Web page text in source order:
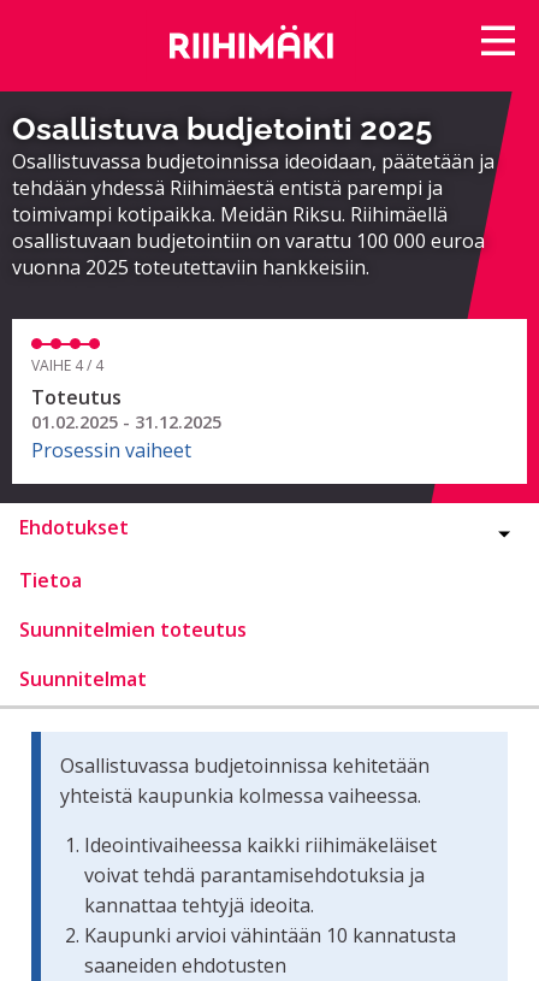
Osallistuva budjetointi 2025
Osallistuvassa budjetoinnissa ideoidaan, päätetään ja
tehdään yhdessä Riihimäestä entistä parempi ja
toimivampi kotipaikka. Meidän Riksu. Riihimäellä
osallistuvaan budjetointiin on varattu 100 000 euroa
vuonna 2025 toteutettaviin hankkeisiin.
VAIHE 4 / 4
Toteutus
01.02.2025 - 31.12.2025
Prosessin vaiheet
Ehdotukset
Tietoa
Suunnitelmien toteutus
Suunnitelmat
Osallistuvassa budjetoinnissa kehitetään
yhteistä kaupunkia kolmessa vaiheessa.
Ideointivaiheessa kaikki riihimäkeläiset
voivat tehdä parantamisehdotuksia ja
kannattaa tehtyjä ideoita.
Kaupunki arvioi vähintään 10 kannatusta
saaneiden ehdotusten